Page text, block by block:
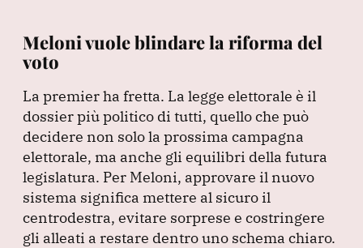
Meloni vuole blindare la riforma del
voto
La premier ha fretta. La legge elettorale è il
dossier più politico di tutti, quello che può
decidere non solo la prossima campagna
elettorale, ma anche gli equilibri della futura
legislatura. Per Meloni, approvare il nuovo
sistema significa mettere al sicuro il
centrodestra, evitare sorprese e costringere
gli alleati a restare dentro uno schema chiaro.